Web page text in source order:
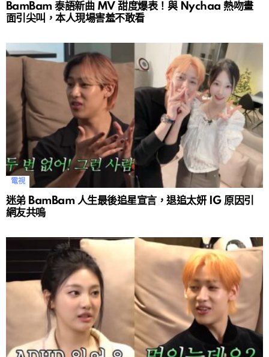
BamBam 泰語新曲 MV 甜度爆表！與 Nychaa 熱吻畫
面引尖叫，本人現場害羞不敢看
電視
迷弟 BamBam 人生最後追星宣言，退追太妍 IG 原因引
網友共嗚